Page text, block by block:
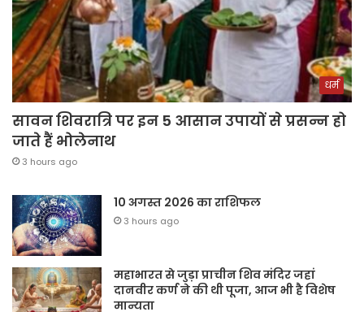
धर्म
सावन शिवरात्रि पर इन 5 आसान उपायों से प्रसन्न हो
जाते हैं भोलेनाथ
3 hours ago
10 अगस्त 2026 का राशिफल
3 hours ago
महाभारत से जुड़ा प्राचीन शिव मंदिर जहां
दानवीर कर्ण ने की थी पूजा, आज भी है विशेष
मान्यता